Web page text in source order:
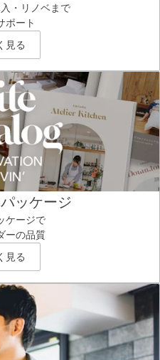
・リノベまで
ポート
見る
ッケージ
ケージで
ーの品質
見る